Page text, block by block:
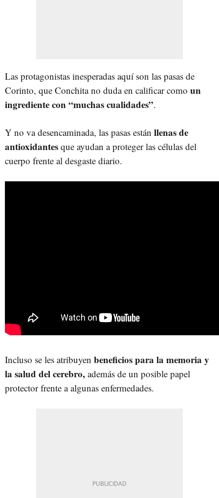
Las protagonistas inesperadas aquí son las pasas de
Corinto, que Conchita no duda en calificar como un
ingrediente con “muchas cualidades”.
Y no va desencaminada, las pasas están llenas de
antioxidantes que ayudan a proteger las células del
cuerpo frente al desgaste diario.
Incluso se les atribuyen beneficios para la memoria y
la salud del cerebro, además de un posible papel
protector frente a algunas enfermedades.